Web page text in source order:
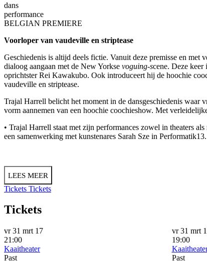
dans
performance
BELGIAN PREMIERE
Voorloper van vaudeville en striptease
Geschiedenis is altijd deels fictie. Vanuit deze premisse en
dialoog aangaan met de New Yorkse voguing-scene. Deze
oprichtster Rei Kawakubo. Ook introduceert hij de hoochie
vaudeville en striptease.
Trajal Harrell belicht het moment in de dansgeschiedenis waar
vorm aannemen van een hoochie coochieshow. Met
• Trajal Harrell staat met zijn performances zowel in theaters
een samenwerking met kunstenares Sarah Sze in Performatik13.
LEES MEER
Tickets Tickets
Tickets
vr 31 mrt 17
21:00
Kaaitheater
Past
vr 31 mrt
19:00
Past